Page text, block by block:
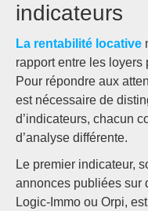
indicateurs
La rentabilité locative
rapport entre les loyers
Pour répondre aux
est nécessaire de
d’indicateurs, chacun
d’analyse différente.
Le premier indicateur,
annonces publiées sur
Logic-Immo ou Orpi,